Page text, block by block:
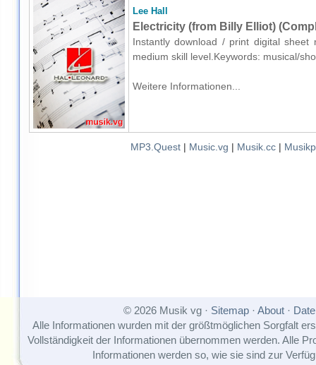
Lee Hall
Electricity (from Billy Elliot)
Instantly download / print digital
medium skill level.Keywords: musical/
Weitere Informationen...
MP3.Quest| Music.vg | Musik.cc|
© 2026 Musik vg · Sitemap· About·
Alle Informationen wurden mit der größtmöglichen Sorgfalt
Vollständigkeit der Informationen übernommen werden. Alle
Informationen werden so, wie sie sind zur